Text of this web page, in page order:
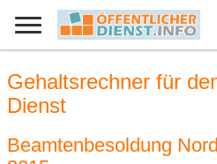
Gehaltsrechner für
Dienst
Beamtenbesoldung